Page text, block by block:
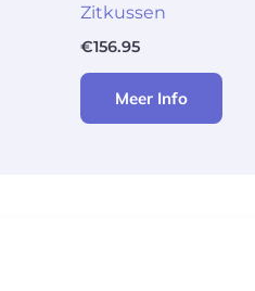
Zitkussen
€156.95
Meer Info